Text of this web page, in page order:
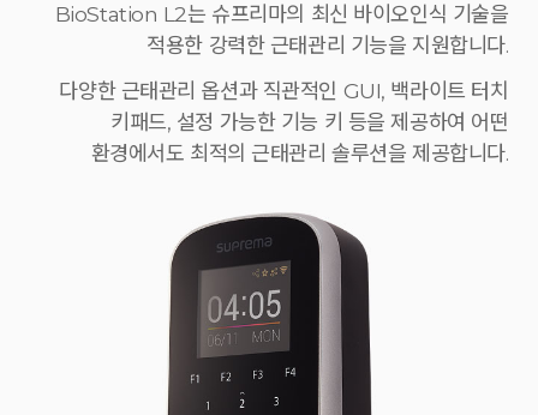
BioStation L2는 슈프리마의 최신 바이오인식 기술을
적용한 강력한 근태관리 기능을 지원합니다.
다양한 근태관리 옵션과 직관적인 GUI, 백라이트 터치
키패드, 설정 가능한 기능 키 등을 제공하여 어떤
환경에서도 최적의 근태관리 솔루션을 제공합니다.